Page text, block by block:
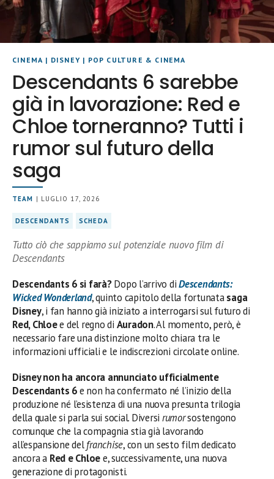
CINEMA | DISNEY | POP CULTURE & CINEMA
Descendants 6 sarebbe
già in lavorazione: Red e
Chloe torneranno? Tutti i
rumor sul futuro della
saga
TEAM | LUGLIO 17, 2026
DESCENDANTS SCHEDA
Tutto ciò che sappiamo sul potenziale nuovo film di
Descendants
Descendants 6 si farà?Dopo l’arrivo diDescendants:
Wicked Wonderland, quinto capitolo della fortunatasaga
Disney, i fan hanno già iniziato a interrogarsi sul futuro di
Red, Chloee del regno di Auradon. Al momento, però, è
necessario fare una distinzione molto chiara tra le
informazioni ufficiali e le indiscrezioni circolate online.
Disney non ha ancora annunciato ufficialmente
Descendants 6e non ha confermato né l’inizio della
produzione né l’esistenza di una nuova presunta trilogia
della quale si parla sui social. Diversi rumorsostengono
comunque che la compagnia stia già lavorando
all’espansione delfranchise, con un sesto film dedicato
ancora a Red e Chloee, successivamente, una nuova
generazione di protagonisti.